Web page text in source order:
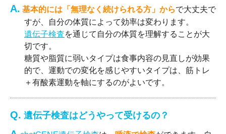
A. 基本的には「無理なく続けられる方」からで大丈夫で
すが、自分の体質によって効率は変わります。
遺伝子検査を通じて自分の体質を理解することが大
切です。
糖質や脂質に弱いタイプは食事内容の見直しが効果
的で、運動での変化を感じやすいタイプは、筋トレ
＋有酸素運動を軸にするのがよいです。
Q. 遺伝子検査はどうやって受けるの？